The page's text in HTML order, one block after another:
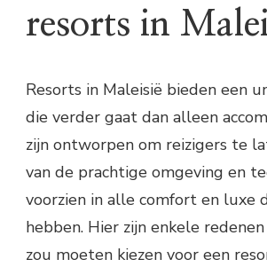
resorts in
Resorts in Maleisië bieden een
die verder gaat dan alleen
zijn ontworpen om reizigers te
van de prachtige omgeving en
voorzien in alle comfort en luxe
hebben. Hier zijn enkele
zou moeten kiezen voor een